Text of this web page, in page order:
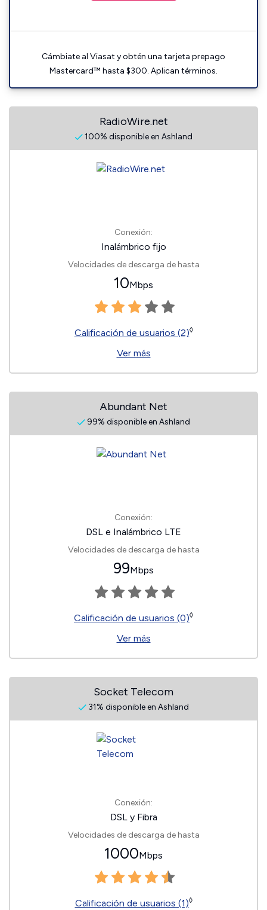
Cámbiate al Viasat y obtén una tarjeta prepago
Mastercard™ hasta $300. Aplican términos.
RadioWire.net
100% disponible en Ashland
Conexión:
Inalámbrico fijo
Velocidades de descarga de hasta
10Mbps
Calificación de usuarios (2)◊
Ver más
Abundant Net
99% disponible en Ashland
Conexión:
DSL e Inalámbrico LTE
Velocidades de descarga de hasta
99Mbps
Calificación de usuarios (0)◊
Ver más
Socket Telecom
31% disponible en Ashland
Conexión:
DSL y Fibra
Velocidades de descarga de hasta
1000Mbps
Calificación de usuarios (1)◊